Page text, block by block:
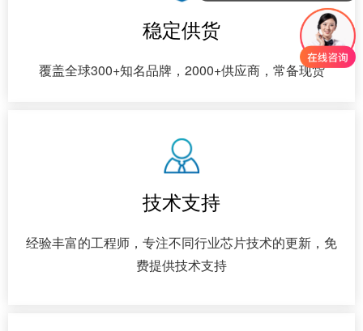
稳定供货
覆盖全球300+知名品牌，2000+供应商，常备现货
技术支持
经验丰富的工程师，专注不同行业芯片技术的更新，免
费提供技术支持